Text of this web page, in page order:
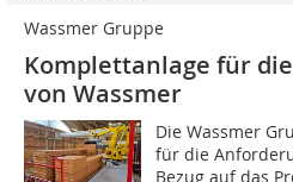
Wassmer Gruppe
Komplettanlage für
von Wassmer
Die Wassmer
für die
Bezug auf das